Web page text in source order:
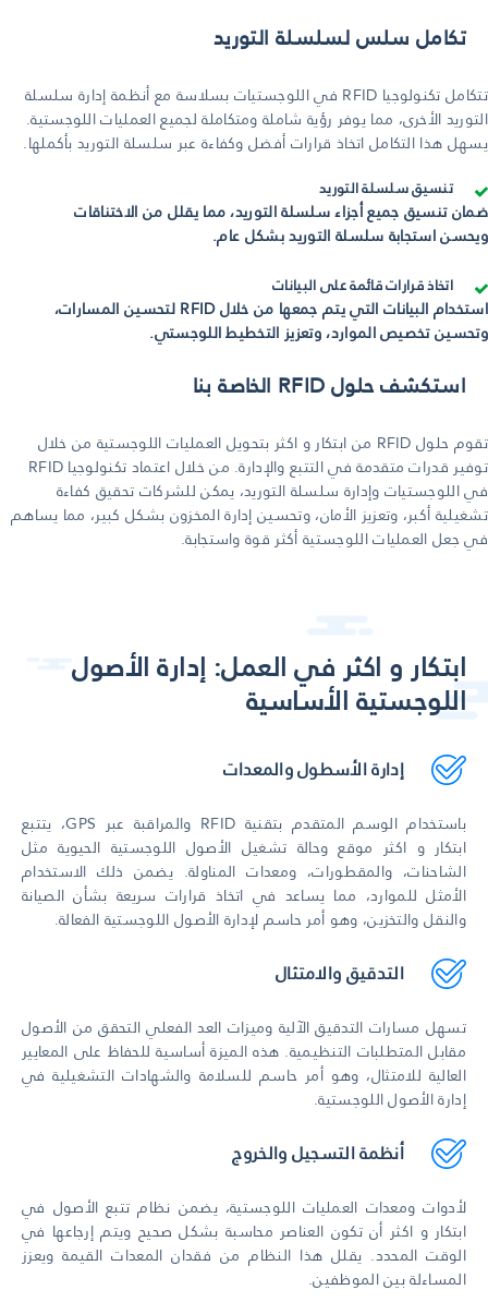
تكامل سلس لسلسلة التوريد
تتكامل تكنولوجيا RFID في اللوجستيات بسلاسة مع أنظمة إدارة سلسلة
التوريد الأخرى، مما يوفر رؤية شاملة ومتكاملة لجميع العمليات اللوجستية.
يسهل هذا التكامل اتخاذ قرارات أفضل وكفاءة عبر سلسلة التوريد بأكملها.
تنسيق سلسلة التوريد
ضمان تنسيق جميع أجزاء سلسلة التوريد، مما يقلل من الاختناقات
ويحسن استجابة سلسلة التوريد بشكل عام.
اتخاذ قرارات قائمة على البيانات
استخدام البيانات التي يتم جمعها من خلال RFID لتحسين المسارات،
وتحسين تخصيص الموارد، وتعزيز التخطيط اللوجستي.
استكشف حلول RFID الخاصة بنا
تقوم حلول RFID من ابتكار و اكثر بتحويل العمليات اللوجستية من خلال
توفير قدرات متقدمة في التتبع والإدارة. من خلال اعتماد تكنولوجيا RFID
في اللوجستيات وإدارة سلسلة التوريد، يمكن للشركات تحقيق كفاءة
تشغيلية أكبر، وتعزيز الأمان، وتحسين إدارة المخزون بشكل كبير، مما يساهم
في جعل العمليات اللوجستية أكثر قوة واستجابة.
ابتكار و اكثر في العمل: إدارة الأصول
اللوجستية الأساسية
إدارة الأسطول والمعدات
باستخدام الوسم المتقدم بتقنية RFID والمراقبة عبر GPS، يتتبع
ابتكار و اكثر موقع وحالة تشغيل الأصول اللوجستية الحيوية مثل
الشاحنات، والمقطورات، ومعدات المناولة. يضمن ذلك الاستخدام
الأمثل للموارد، مما يساعد في اتخاذ قرارات سريعة بشأن الصيانة
والنقل والتخزين، وهو أمر حاسم لإدارة الأصول اللوجستية الفعالة.
التدقيق والامتثال
تسهل مسارات التدقيق الآلية وميزات العد الفعلي التحقق من الأصول
مقابل المتطلبات التنظيمية. هذه الميزة أساسية للحفاظ على المعايير
العالية للامتثال، وهو أمر حاسم للسلامة والشهادات التشغيلية في
إدارة الأصول اللوجستية.
أنظمة التسجيل والخروج
لأدوات ومعدات العمليات اللوجستية، يضمن نظام تتبع الأصول في
ابتكار و اكثر أن تكون العناصر محاسبة بشكل صحيح ويتم إرجاعها في
الوقت المحدد. يقلل هذا النظام من فقدان المعدات القيمة ويعزز
المساءلة بين الموظفين.